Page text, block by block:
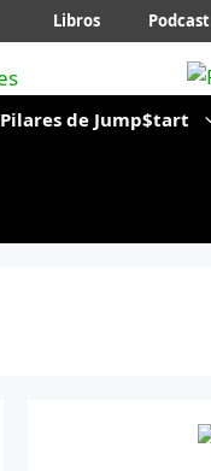
Libros Podcast
Pilares de Jump$tart